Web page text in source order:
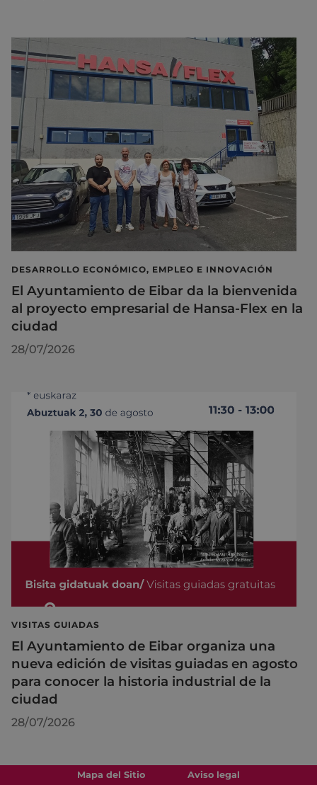
DESARROLLO ECONÓMICO, EMPLEO E INNOVACIÓN
El Ayuntamiento de Eibar da la bienvenida
al proyecto empresarial de Hansa-Flex en la
ciudad
28/07/2026
VISITAS GUIADAS
El Ayuntamiento de Eibar organiza una
nueva edición de visitas guiadas en agosto
para conocer la historia industrial de la
ciudad
28/07/2026
Mapa del Sitio Aviso legal